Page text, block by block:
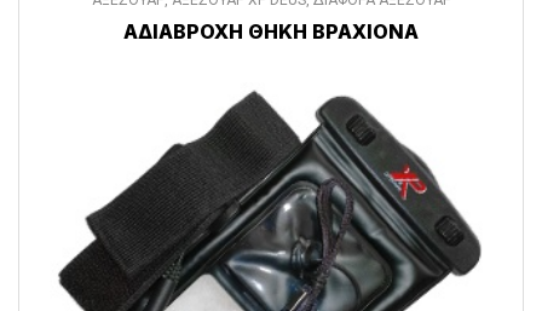
ΑΔΙΑΒΡΟΧΗ ΘΗΚΗ ΒΡΑΧΙΟΝΑ